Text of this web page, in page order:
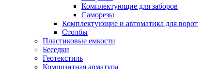
Комплектующие для заборов
Саморезы
Комплектующие и автоматика для ворот
Столбы
Пластиковые емкости
Беседки
Геотекстиль
Композитная арматура